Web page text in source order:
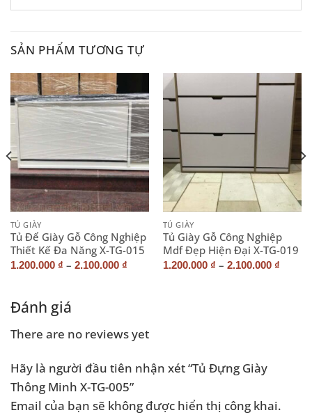
SẢN PHẨM TƯƠNG TỰ
TỦ GIÀY
Tủ Để Giày Gỗ Công Nghiệp
Thiết Kế Đa Năng X-TG-015
1.200.000 ₫ – 2.100.000 ₫
TỦ GIÀY
Tủ Giày Gỗ Công Nghiệp
Mdf Đẹp Hiện Đại X-TG-019
1.200.000 ₫ – 2.100.000 ₫
Đánh giá
There are no reviews yet
Hãy là người đầu tiên nhận xét “Tủ Đựng Giày
Thông Minh X-TG-005”
Email của bạn sẽ không được hiển thị công khai.